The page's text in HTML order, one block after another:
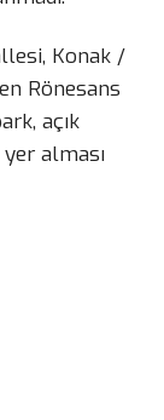
Konak /
Rönesans
açık
alması